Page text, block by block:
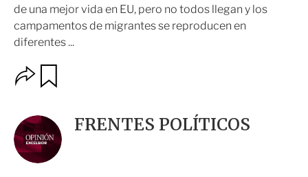
de una mejor vida en EU, pero no todos llegan y los
campamentos de migrantes se reproducen en
diferentes ...
O
p
o
n
e
s
a
r
FRENTES POLÍTICOS